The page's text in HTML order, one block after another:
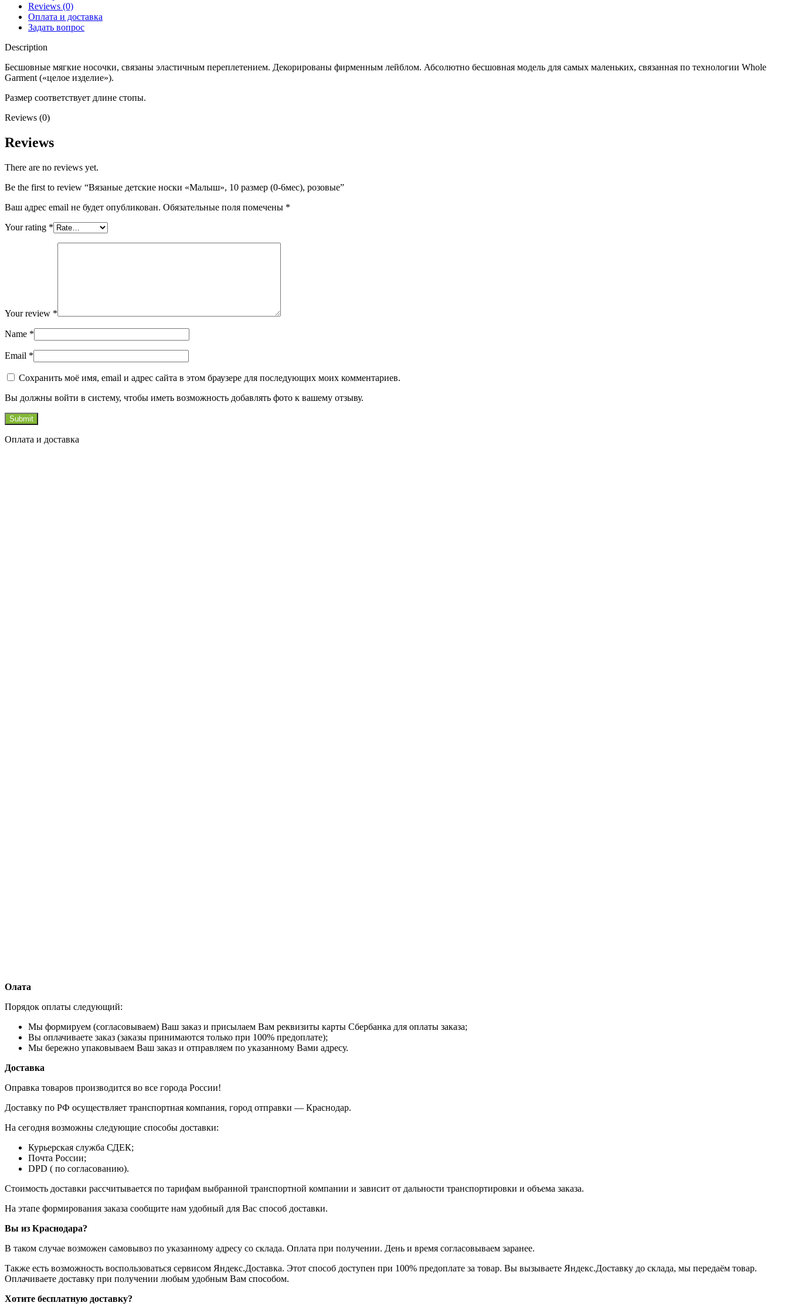
Reviews (0)
Оплата и доставка
Задать вопрос
Description
Бесшовные мягкие носочки, связаны эластичным переплетением. Декорированы фирменным лейблом. Абсолютно бесшовная модель для самых маленьких, связанная по технологии Whole
Garment («целое изделие»).
Размер соответствует длине стопы.
Reviews (0)
Reviews
There are no reviews yet.
Be the first to review “Вязаные детские носки «Малыш», 10 размер (0-6мес), розовые”
Ваш адрес email не будет опубликован. Обязательные поля помечены *
Your rating *
Your review *
Name *
Email *
Сохранить моё имя, email и адрес сайта в этом браузере для последующих моих комментариев.
Вы должны войти в систему, чтобы иметь возможность добавлять фото к вашему отзыву.
Оплата и доставка
Олата
Порядок оплаты следующий:
Мы формируем (согласовываем) Ваш заказ и присылаем Вам реквизиты карты Сбербанка для оплаты заказа;
Вы оплачиваете заказ (заказы принимаются только при 100% предоплате);
Мы бережно упаковываем Ваш заказ и отправляем по указанному Вами адресу.
Доставка
Оправка товаров производится во все города России!
Доставку по РФ осуществляет транспортная компания, город отправки — Краснодар.
На сегодня возможны следующие способы доставки:
Курьерская служба СДЕК;
Почта России;
DPD ( по согласованию).
Стоимость доставки рассчитывается по тарифам выбранной транспортной компании и зависит от дальности транспортировки и объема заказа.
На этапе формирования заказа сообщите нам удобный для Вас способ доставки.
Вы из Краснодара?
В таком случае возможен самовывоз по указанному адресу со склада. Оплата при получении. День и время согласовываем заранее.
Также есть возможность воспользоваться сервисом Яндекс.Доставка. Этот способ доступен при 100% предоплате за товар. Вы вызываете Яндекс.Доставку до склада, мы передаём товар.
Оплачиваете доставку при получении любым удобным Вам способом.
Хотите бесплатную доставку?